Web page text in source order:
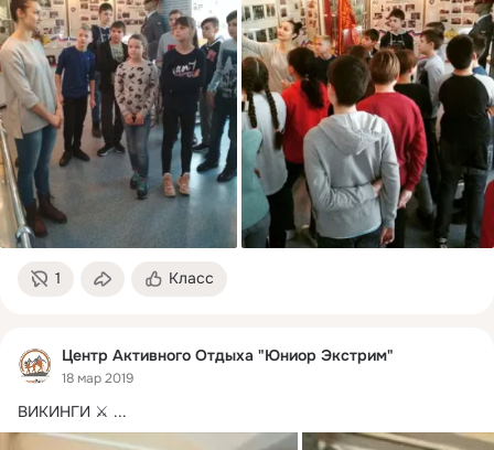
1 Класс
Центр Активного Отдыха "Юниор Экстрим"
18 мар 2019
ВИКИНГИ ⚔️ ...